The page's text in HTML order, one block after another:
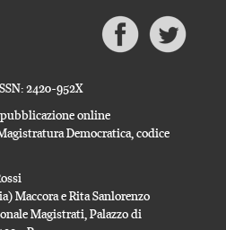
2420-952X
online
Democratica, codice
Maccora e Rita Sanlorenzo
Magistrati, Palazzo di